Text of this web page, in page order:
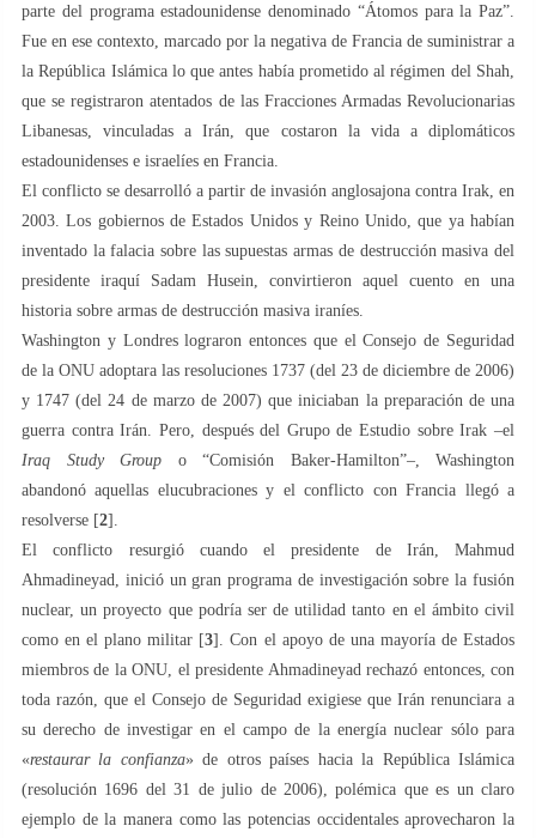
parte del programa estadounidense denominado “Átomos para la Paz”.
Fue en ese contexto, marcado por la negativa de Francia de suministrar a
la República Islámica lo que antes había prometido al régimen del Shah,
que se registraron atentados de las Fracciones Armadas Revolucionarias
Libanesas, vinculadas a Irán, que costaron la vida a diplomáticos
estadounidenses e israelíes en Francia.
El conflicto se desarrolló a partir de invasión anglosajona contra Irak, en
2003. Los gobiernos de Estados Unidos y Reino Unido, que ya habían
inventado la falacia sobre las supuestas armas de destrucción masiva del
presidente iraquí Sadam Husein, convirtieron aquel cuento en una
historia sobre armas de destrucción masiva iraníes.
Washington y Londres lograron entonces que el Consejo de Seguridad
de la ONU adoptara las resoluciones 1737 (del 23 de diciembre de 2006)
y 1747 (del 24 de marzo de 2007) que iniciaban la preparación de una
guerra contra Irán. Pero, después del Grupo de Estudio sobre Irak –el
Iraq Study Group o “Comisión Baker-Hamilton”–, Washington
abandonó aquellas elucubraciones y el conflicto con Francia llegó a
resolverse [2].
El conflicto resurgió cuando el presidente de Irán, Mahmud
Ahmadineyad, inició un gran programa de investigación sobre la fusión
nuclear, un proyecto que podría ser de utilidad tanto en el ámbito civil
como en el plano militar [3]. Con el apoyo de una mayoría de Estados
miembros de la ONU, el presidente Ahmadineyad rechazó entonces, con
toda razón, que el Consejo de Seguridad exigiese que Irán renunciara a
su derecho de investigar en el campo de la energía nuclear sólo para
«restaurar la confianza» de otros países hacia la República Islámica
(resolución 1696 del 31 de julio de 2006), polémica que es un claro
ejemplo de la manera como las potencias occidentales aprovecharon la